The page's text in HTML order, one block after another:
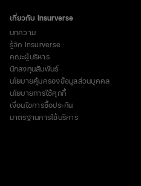
เกี่ยวกับ Insurverse
บทความ
รู้จัก Insurverse
คณะผู้บริหาร
นักลงทุนสัมพันธ์
นโยบายคุ้มครองข้อมูลส่วนบุคคล
นโยบายการใช้คุกกี้
เงื่อนไขการซื้อประกัน
มาตรฐานการใช้บริการ